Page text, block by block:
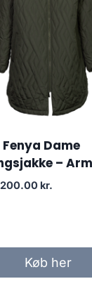
Dame
–
Original
200.00 kr.
Køb her